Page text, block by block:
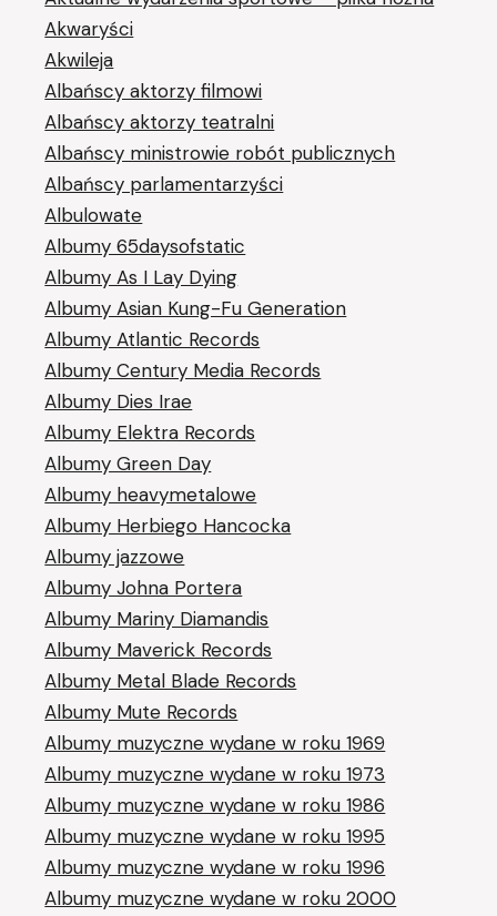
Akwaryści
Akwileja
Albańscy aktorzy filmowi
Albańscy aktorzy teatralni
Albańscy ministrowie robót publicznych
Albańscy parlamentarzyści
Albulowate
Albumy 65daysofstatic
Albumy As I Lay Dying
Albumy Asian Kung-Fu Generation
Albumy Atlantic Records
Albumy Century Media Records
Albumy Dies Irae
Albumy Elektra Records
Albumy Green Day
Albumy heavymetalowe
Albumy Herbiego Hancocka
Albumy jazzowe
Albumy Johna Portera
Albumy Mariny Diamandis
Albumy Maverick Records
Albumy Metal Blade Records
Albumy Mute Records
Albumy muzyczne wydane w roku 1969
Albumy muzyczne wydane w roku 1973
Albumy muzyczne wydane w roku 1986
Albumy muzyczne wydane w roku 1995
Albumy muzyczne wydane w roku 1996
Albumy muzyczne wydane w roku 2000